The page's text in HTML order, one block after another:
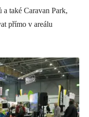
také Caravan Park,
přímo v areálu